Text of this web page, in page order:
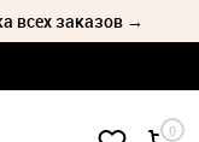
всех заказов →
0